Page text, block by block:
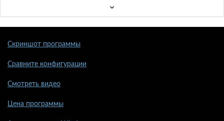
Скриншот программы
Сравните конфигурации
Смотреть видео
Цена программы